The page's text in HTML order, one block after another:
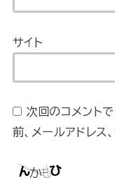
サイト
次回のコメント
前、メールアドレス